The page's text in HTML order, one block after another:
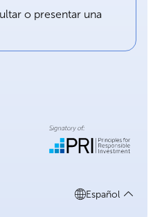
o presentar una
Español